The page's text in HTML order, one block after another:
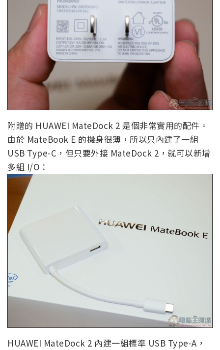
附贈的 HUAWEI MateDock 2 是個非常實用的配件。
由於 MateBook E 的機身很薄，所以只內建了一組
USB Type-C，但只要外接 MateDock 2，就可以新增
多組 I/O：
HUAWEI MateDock 2 內建一組標準 USB Type-A，